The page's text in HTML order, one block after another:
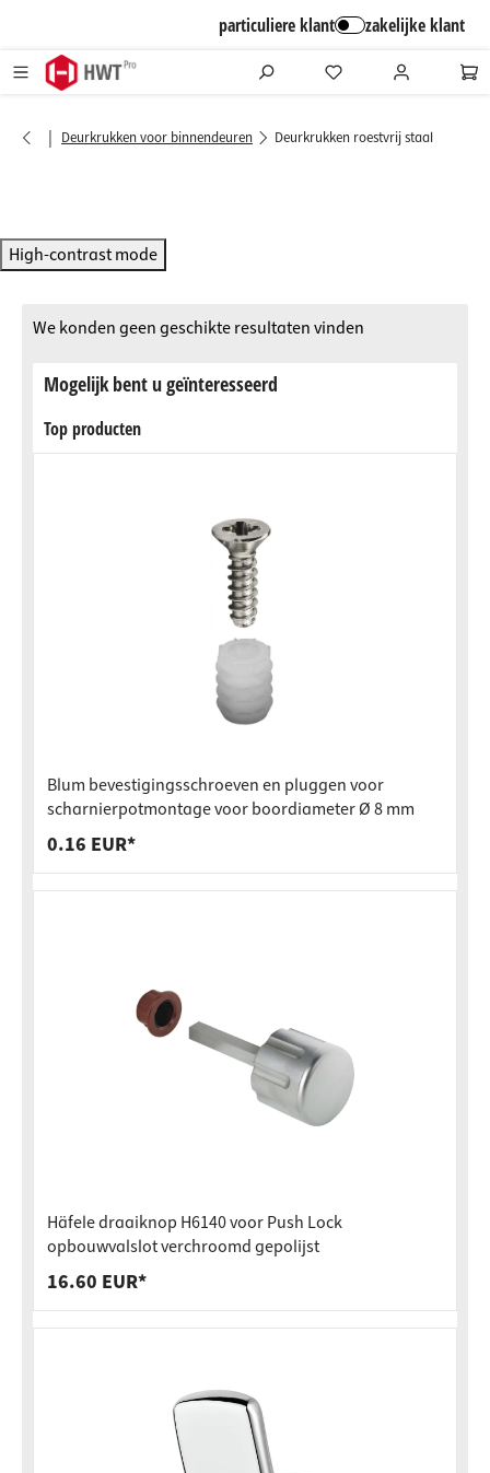
particuliere klant zakelijke klant
| Deurkrukken voor binnendeuren Deurkrukken roestvrij staal
High-contrast mode
We konden geen geschikte resultaten vinden
Mogelijk bent u geïnteresseerd
Top producten
Blum bevestigingsschroeven en pluggen voor
scharnierpotmontage voor boordiameter Ø 8 mm
0.16 EUR*
Häfele draaiknop H6140 voor Push Lock
opbouwvalslot verchroomd gepolijst
16.60 EUR*